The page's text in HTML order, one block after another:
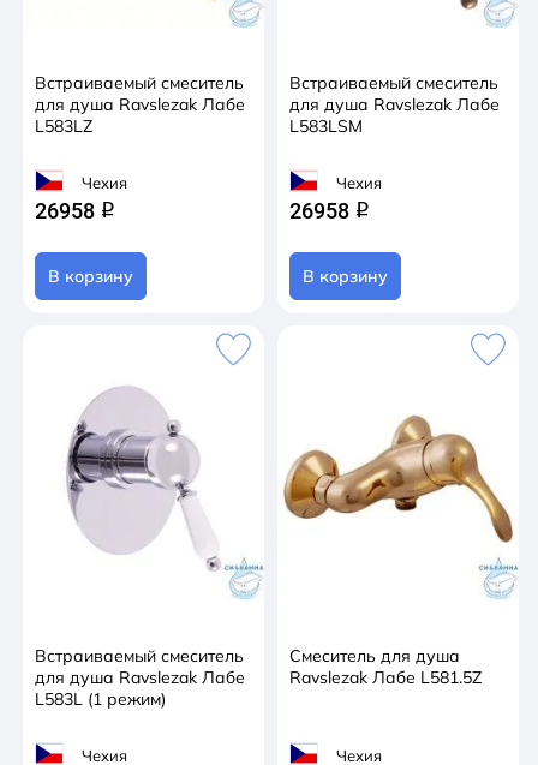
Встраиваемый смеситель
для душа Ravslezak Лабе
L583LZ
Чехия
26958 q
В корзину
Встраиваемый смеситель
для душа Ravslezak Лабе
L583LSM
Чехия
26958 q
В корзину
Встраиваемый смеситель
для душа Ravslezak Лабе
L583L (1 режим)
Чехия
Смеситель для душа
Ravslezak Лабе L581.5Z
Чехия